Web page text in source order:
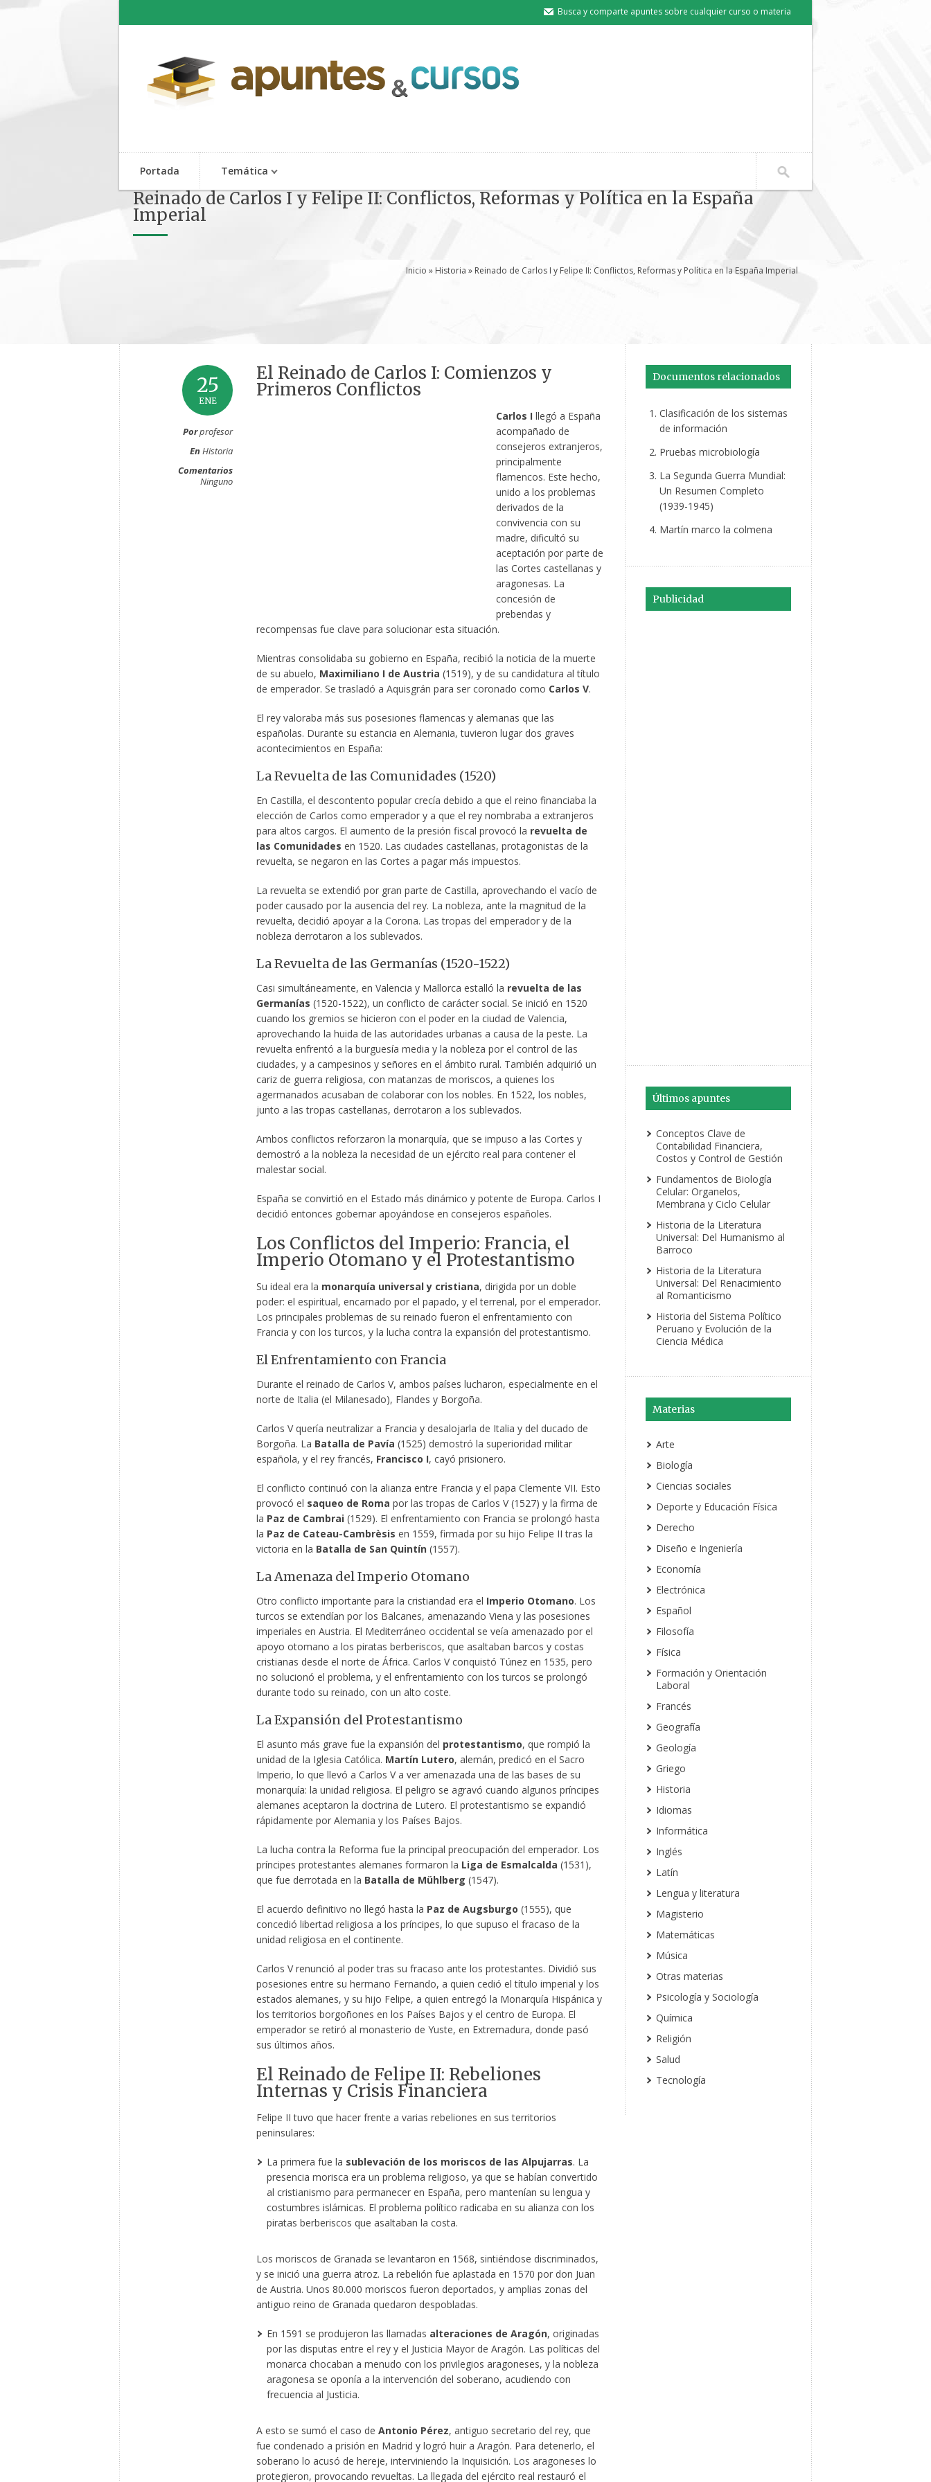
Busca y comparte apuntes sobre cualquier curso o materia
Portada Temática
Reinado de Carlos I y Felipe II: Conflictos, Reformas y Política en la España
Imperial
Inicio » Historia » Reinado de Carlos I y Felipe II: Conflictos, Reformas y Política en la España Imperial
25
ENE
Porprofesor
EnHistoria
Comentarios
Ninguno
El Reinado de Carlos I: Comienzos y
Primeros Conflictos
Carlos Illegó a España
acompañado de
consejeros extranjeros,
principalmente
flamencos. Este hecho,
unido a los problemas
derivados de la
convivencia con su
madre, dificultó su
aceptación por parte de
las Cortes castellanas y
aragonesas. La
concesión de
prebendas y
recompensas fue clave para solucionar esta situación.
Mientras consolidaba su gobierno en España, recibió la noticia de la muerte
de su abuelo, Maximiliano I de Austria (1519), y de su candidatura al título
de emperador. Se trasladó a Aquisgrán para ser coronado como Carlos V.
El rey valoraba más sus posesiones flamencas y alemanas que las
españolas. Durante su estancia en Alemania, tuvieron lugar dos graves
acontecimientos en España:
La Revuelta de las Comunidades (1520)
En Castilla, el descontento popular crecía debido a que el reino financiaba la
elección de Carlos como emperador y a que el rey nombraba a extranjeros
para altos cargos. El aumento de la presión fiscal provocó la revuelta de
las Comunidades en 1520. Las ciudades castellanas, protagonistas de la
revuelta, se negaron en las Cortes a pagar más impuestos.
La revuelta se extendió por gran parte de Castilla, aprovechando el vacío de
poder causado por la ausencia del rey. La nobleza, ante la magnitud de la
revuelta, decidió apoyar a la Corona. Las tropas del emperador y de la
nobleza derrotaron a los sublevados.
La Revuelta de las Germanías (1520-1522)
Casi simultáneamente, en Valencia y Mallorca estalló la revuelta de las
Germanías (1520-1522), un conflicto de carácter social. Se inició en 1520
cuando los gremios se hicieron con el poder en la ciudad de Valencia,
aprovechando la huida de las autoridades urbanas a causa de la peste. La
revuelta enfrentó a la burguesía media y la nobleza por el control de las
ciudades, y a campesinos y señores en el ámbito rural. También adquirió un
cariz de guerra religiosa, con matanzas de moriscos, a quienes los
agermanados acusaban de colaborar con los nobles. En 1522, los nobles,
junto a las tropas castellanas, derrotaron a los sublevados.
Ambos conflictos reforzaron la monarquía, que se impuso a las Cortes y
demostró a la nobleza la necesidad de un ejército real para contener el
malestar social.
España se convirtió en el Estado más dinámico y potente de Europa. Carlos I
decidió entonces gobernar apoyándose en consejeros españoles.
Los Conflictos del Imperio: Francia, el
Imperio Otomano y el Protestantismo
Su ideal era la monarquía universal y cristiana, dirigida por un doble
poder: el espiritual, encarnado por el papado, y el terrenal, por el emperador.
Los principales problemas de su reinado fueron el enfrentamiento con
Francia y con los turcos, y la lucha contra la expansión del protestantismo.
El Enfrentamiento con Francia
Durante el reinado de Carlos V, ambos países lucharon, especialmente en el
norte de Italia (el Milanesado), Flandes y Borgoña.
Carlos V quería neutralizar a Francia y desalojarla de Italia y del ducado de
Borgoña. La Batalla de Pavía (1525) demostró la superioridad militar
española, y el rey francés, Francisco I, cayó prisionero.
El conflicto continuó con la alianza entre Francia y el papa Clemente VII. Esto
provocó el saqueo de Roma por las tropas de Carlos V (1527) y la firma de
la Paz de Cambrai(1529). El enfrentamiento con Francia se prolongó hasta
la Paz de Cateau-Cambrèsis en 1559, firmada por su hijo Felipe II tras la
victoria en la Batalla de San Quintín(1557).
La Amenaza del Imperio Otomano
Otro conflicto importante para la cristiandad era el Imperio Otomano. Los
turcos se extendían por los Balcanes, amenazando Viena y las posesiones
imperiales en Austria. El Mediterráneo occidental se veía amenazado por el
apoyo otomano a los piratas berberiscos, que asaltaban barcos y costas
cristianas desde el norte de África. Carlos V conquistó Túnez en 1535, pero
no solucionó el problema, y el enfrentamiento con los turcos se prolongó
durante todo su reinado, con un alto coste.
La Expansión del Protestantismo
El asunto más grave fue la expansión del protestantismo, que rompió la
unidad de la Iglesia Católica. Martín Lutero, alemán, predicó en el Sacro
Imperio, lo que llevó a Carlos V a ver amenazada una de las bases de su
monarquía: la unidad religiosa. El peligro se agravó cuando algunos príncipes
alemanes aceptaron la doctrina de Lutero. El protestantismo se expandió
rápidamente por Alemania y los Países Bajos.
La lucha contra la Reforma fue la principal preocupación del emperador. Los
príncipes protestantes alemanes formaron la Liga de Esmalcalda (1531),
que fue derrotada en la Batalla de Mühlberg (1547).
El acuerdo definitivo no llegó hasta la Paz de Augsburgo (1555), que
concedió libertad religiosa a los príncipes, lo que supuso el fracaso de la
unidad religiosa en el continente.
Carlos V renunció al poder tras su fracaso ante los protestantes. Dividió sus
posesiones entre su hermano Fernando, a quien cedió el título imperial y los
estados alemanes, y su hijo Felipe, a quien entregó la Monarquía Hispánica y
los territorios borgoñones en los Países Bajos y el centro de Europa. El
emperador se retiró al monasterio de Yuste, en Extremadura, donde pasó
sus últimos años.
El Reinado de Felipe II: Rebeliones
Internas y Crisis Financiera
Felipe II tuvo que hacer frente a varias rebeliones en sus territorios
peninsulares:
La primera fue la sublevación de los moriscos de las Alpujarras. La
presencia morisca era un problema religioso, ya que se habían convertido
al cristianismo para permanecer en España, pero mantenían su lengua y
costumbres islámicas. El problema político radicaba en su alianza con los
piratas berberiscos que asaltaban la costa.
Los moriscos de Granada se levantaron en 1568, sintiéndose discriminados,
y se inició una guerra atroz. La rebelión fue aplastada en 1570 por don Juan
de Austria. Unos 80.000 moriscos fueron deportados, y amplias zonas del
antiguo reino de Granada quedaron despobladas.
En 1591 se produjeron las llamadas alteraciones de Aragón, originadas
por las disputas entre el rey y el Justicia Mayor de Aragón. Las políticas del
monarca chocaban a menudo con los privilegios aragoneses, y la nobleza
aragonesa se oponía a la intervención del soberano, acudiendo con
frecuencia al Justicia.
A esto se sumó el caso de Antonio Pérez, antiguo secretario del rey, que
fue condenado a prisión en Madrid y logró huir a Aragón. Para detenerlo, el
soberano lo acusó de hereje, interviniendo la Inquisición. Los aragoneses lo
protegieron, provocando revueltas. La llegada del ejército real restauró el
Documentos relacionados
Clasificación de los sistemas
de información
Pruebas microbiología
La Segunda Guerra Mundial:
Un Resumen Completo
(1939-1945)
Martín marco la colmena
Publicidad
Últimos apuntes
Conceptos Clave de
Contabilidad Financiera,
Costos y Control de Gestión
Fundamentos de Biología
Celular: Organelos,
Membrana y Ciclo Celular
Historia de la Literatura
Universal: Del Humanismo al
Barroco
Historia de la Literatura
Universal: Del Renacimiento
al Romanticismo
Historia del Sistema Político
Peruano y Evolución de la
Ciencia Médica
Materias
Arte
Biología
Ciencias sociales
Deporte y Educación Física
Derecho
Diseño e Ingeniería
Economía
Electrónica
Español
Filosofía
Física
Formación y Orientación
Laboral
Francés
Geografía
Geología
Griego
Historia
Idiomas
Informática
Inglés
Latín
Lengua y literatura
Magisterio
Matemáticas
Música
Otras materias
Psicología y Sociología
Química
Religión
Salud
Tecnología